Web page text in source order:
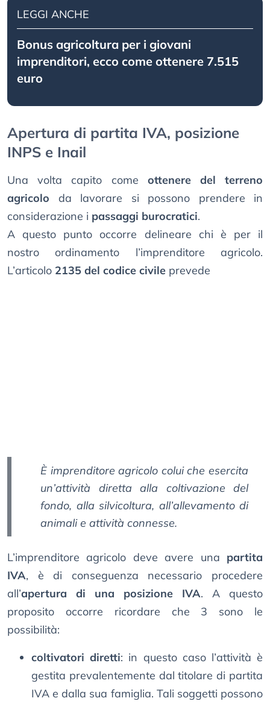
LEGGI ANCHE
Bonus agricoltura per i giovani
imprenditori, ecco come ottenere 7.515
euro
Apertura di partita IVA, posizione
INPS e Inail
Una volta capito come ottenere del terreno
agricolo da lavorare si possono prendere in
considerazione i passaggi burocratici.
A questo punto occorre delineare chi è per il
nostro ordinamento l’imprenditore agricolo.
L’articolo 2135 del codice civile prevede
È imprenditore agricolo colui che esercita
un’attività diretta alla coltivazione del
fondo, alla silvicoltura, all’allevamento di
animali e attività connesse.
L’imprenditore agricolo deve avere una partita
IVA, è di conseguenza necessario procedere
all’apertura di una posizione IVA. A questo
proposito occorre ricordare che 3 sono le
possibilità:
coltivatori diretti: in questo caso l’attività è
gestita prevalentemente dal titolare di partita
IVA e dalla sua famiglia. Tali soggetti possono